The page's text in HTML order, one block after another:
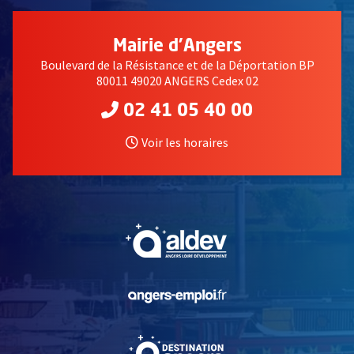
Mairie d'Angers
Boulevard de la Résistance et de la Déportation BP
80011 49020 ANGERS Cedex 02
02 41 05 40 00
Voir les horaires
, Ouvre une nouvelle